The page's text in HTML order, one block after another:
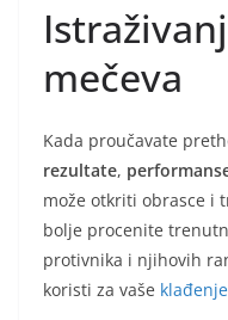
mečeva
Kada proučavate
rezultate,
može otkriti obrasce i
bolje procenite
protivnika i njihovih
koristi za vaše klađenje